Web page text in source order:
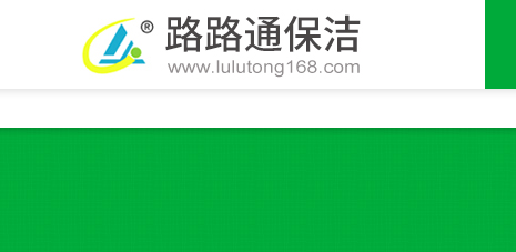
全国统一24小时服务热线：010-63849694